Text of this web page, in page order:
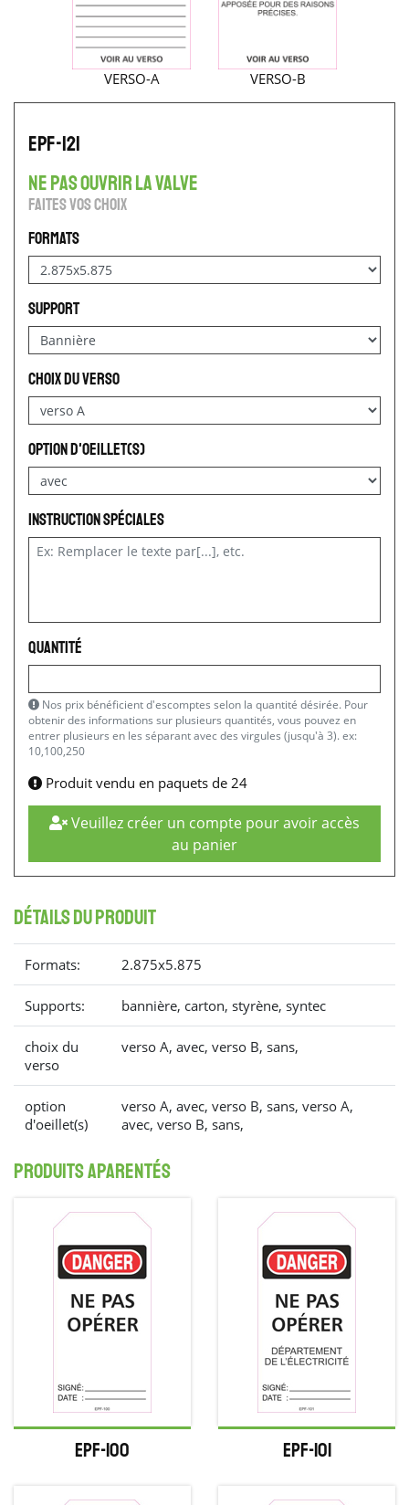
VERSO-A VERSO-B
EPF-121
ne pas ouvrir la valve
Faites vos choix
Formats
Support
choix du verso
option d'oeillet(s)
Instruction spéciales
Quantité
Nos prix bénéficient d'escomptes selon la quantité désirée. Pour
obtenir des informations sur plusieurs quantités, vous pouvez en
entrer plusieurs en les séparant avec des virgules (jusqu'à 3). ex:
10,100,250
Produit vendu en paquets de 24
Veuillez créer un compte pour avoir accès
au panier
détails du produit
Formats: 2.875x5.875
Supports: bannière, carton, styrène, syntec
choix du
verso
verso A, avec, verso B, sans,
option
d'oeillet(s)
verso A, avec, verso B, sans, verso A,
avec, verso B, sans,
produits aparentés
EPF-100 EPF-101